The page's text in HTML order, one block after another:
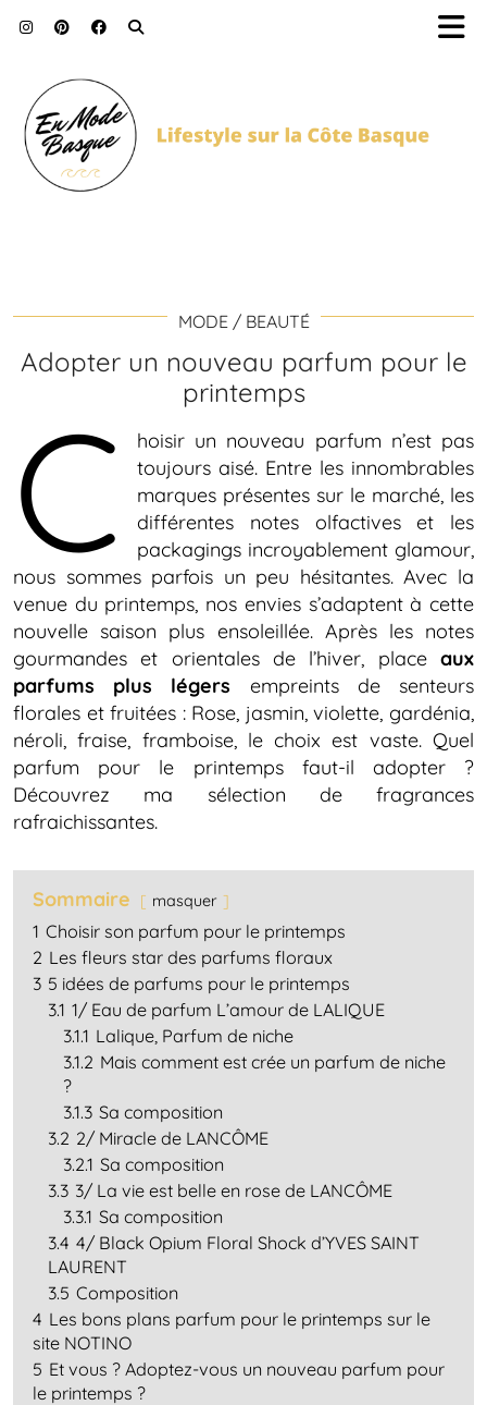
MODE / BEAUTÉ
Adopter un nouveau parfum pour le
printemps
C
hoisir un nouveau parfum n’est pas
toujours aisé. Entre les innombrables
marques présentes sur le marché, les
différentes notes olfactives et les
packagings incroyablement glamour,
nous sommes parfois un peu hésitantes. Avec la
venue du printemps, nos envies s’adaptent à cette
nouvelle saison plus ensoleillée. Après les notes
gourmandes et orientales de l’hiver, place aux
parfums plus légers empreints de senteurs
florales et fruitées : Rose, jasmin, violette, gardénia,
néroli, fraise, framboise, le choix est vaste. Quel
parfum pour le printemps faut-il adopter ?
Découvrez ma sélection de fragrances
rafraichissantes.
Sommaire masquer
1 Choisir son parfum pour le printemps
2 Les fleurs star des parfums floraux
3 5 idées de parfums pour le printemps
3.1 1/ Eau de parfum L’amour de LALIQUE
3.1.1 Lalique, Parfum de niche
3.1.2 Mais comment est crée un parfum de niche
?
3.1.3 Sa composition
3.2 2/ Miracle de LANCÔME
3.2.1 Sa composition
3.3 3/ La vie est belle en rose de LANCÔME
3.3.1 Sa composition
3.4 4/ Black Opium Floral Shock d’YVES SAINT
LAURENT
3.5 Composition
4 Les bons plans parfum pour le printemps sur le
site NOTINO
5 Et vous ? Adoptez-vous un nouveau parfum pour
le printemps ?